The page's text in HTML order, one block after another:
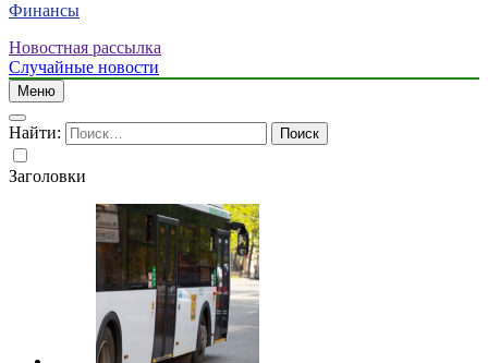
Финансы
Новостная рассылка
Случайные новости
Меню
Найти:
Заголовки